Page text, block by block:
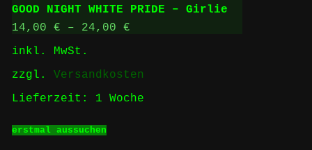
Die
Optionen
Produktseite
werden
GOOD NIGHT WHITE PRIDE – Girlie
14,00 € – 24,00 €
inkl. MwSt.
zzgl. Versandkosten
Lieferzeit: 1 Woche
erstmal aussuchenProdukt